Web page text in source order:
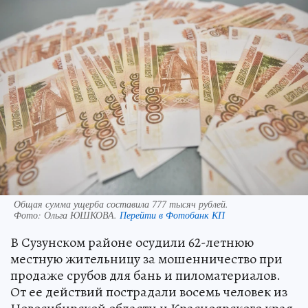
Общая сумма ущерба составила 777 тысяч рублей.
Фото: Ольга ЮШКОВА. Перейти в Фотобанк КП
В Сузунском районе осудили 62-летнюю
местную жительницу за мошенничество при
продаже срубов для бань и пиломатериалов.
От ее действий пострадали восемь человек из